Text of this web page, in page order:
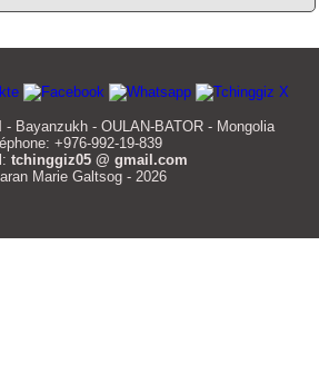
- Bayanzukh - OULAN-BATOR - Mongolia
+976-992-19-839
tchinggiz05 @ gmail.com
Marie Galtsog - 2026